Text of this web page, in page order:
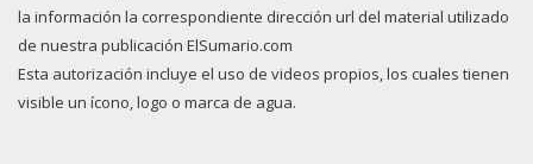
la información la correspondiente dirección url del material utilizado
de nuestra publicación ElSumario.com
Esta autorización incluye el uso de videos propios, los cuales tienen
visible un ícono, logo o marca de agua.